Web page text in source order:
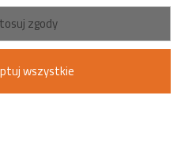
zgody
wszystkie